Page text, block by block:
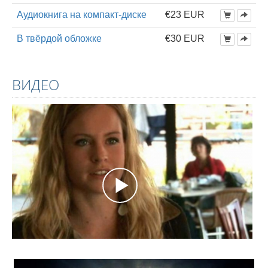
Аудиокнига на компакт-диске €23 EUR
В твёрдой обложке €30 EUR
ВИДЕО